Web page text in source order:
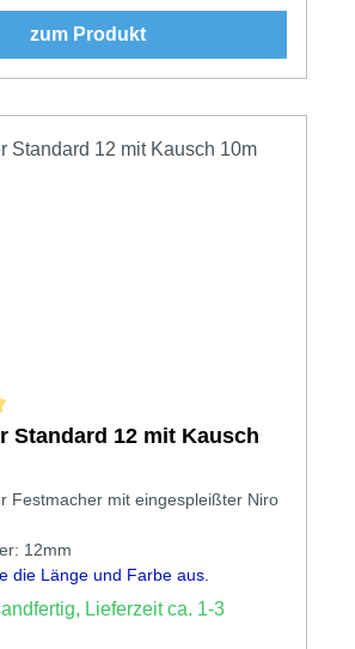
zum Produkt
Bewertung von 5 von 5 Sternen
Standard 12 mit Kausch
Festmacher mit eingespleißter Niro
12mm
die Länge und Farbe aus.
Lieferzeit ca. 1-3